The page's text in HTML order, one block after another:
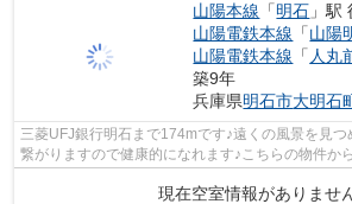
山陽本線 「明石 」駅
山陽電鉄本線 「山陽
山陽電鉄本線 「 人丸
築9年
兵庫県明石市大明石
三菱UFJ銀行明石まで174mです♪遠くの風景を見つ
繋がりますので健康的になれます♪こちらの物件か
り♪こちらの物件はエレベーター付きです...
現在空室情報がありませ